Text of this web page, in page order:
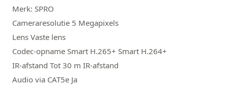
Merk: SPRO
Cameraresolutie 5 Megapixels
Lens Vaste lens
Codec-opname Smart H.265+ Smart H.264+
IR-afstand Tot 30 m IR-afstand
Audio via CAT5e Ja